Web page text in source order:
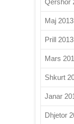
Maj 2013
Prill 2013
Mars
Shkurt
Janar
Dhjetor